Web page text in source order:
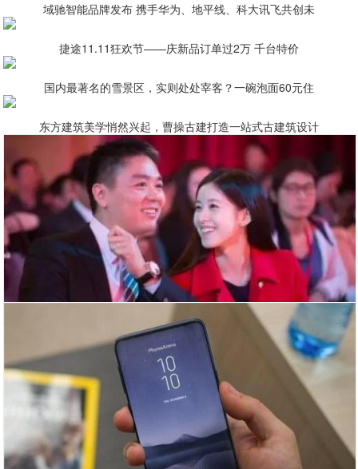
域驰智能品牌发布 携手华为、地平线、科大讯飞共创未
捷途11.11狂欢节——庆新品订单过2万 千台特价
国内最著名的雪景区，实则处处宰客？一碗泡面60元住
东方建筑美学悄然兴起，曹操古建打造一站式古建筑设计